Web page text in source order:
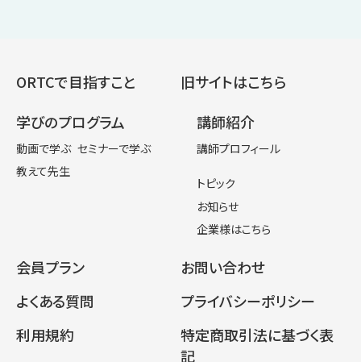
ORTCで目指すこと
旧サイトはこちら
学びのプログラム
動画で学ぶ セミナーで学ぶ
教えて先生
講師紹介
講師プロフィール
トピック
お知らせ
企業様はこちら
会員プラン
お問い合わせ
よくある質問
プライバシーポリシー
利用規約
特定商取引法に基づく表
記